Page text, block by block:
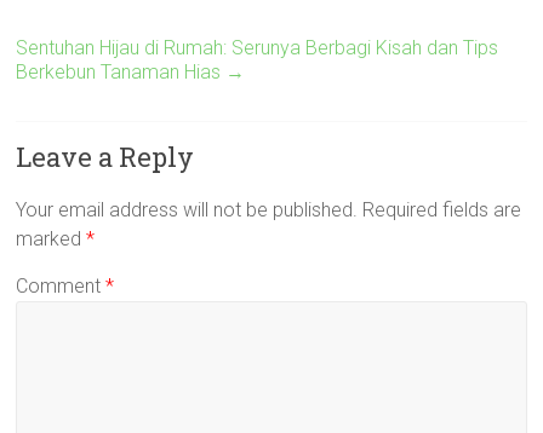
Sentuhan Hijau di Rumah: Serunya Berbagi Kisah dan Tips
Berkebun Tanaman Hias →
Leave a Reply
Your email address will not be published. Required fields are
marked*
Comment*